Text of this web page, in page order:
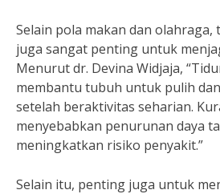
Selain pola makan dan olahraga,
juga sangat penting untuk
Menurut dr. Devina Widjaja,
membantu tubuh untuk pulih
setelah beraktivitas seharian.
menyebabkan penurunan daya
meningkatkan risiko penyakit.”
Selain itu, penting juga untuk